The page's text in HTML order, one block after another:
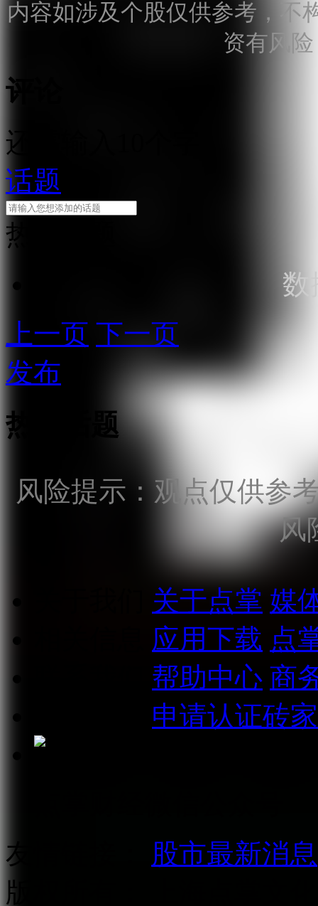
内容如涉及个股仅供参考，不
资有风
评论
还需输入10个字
话题
热门话题
数
上一页 下一页
发布
热点话题
风险提示：观点仅供参
风
关于点掌 媒
应用下载 点
帮助中心 商
申请认证砖家
友情链接：
股市最新消息
版权所有：